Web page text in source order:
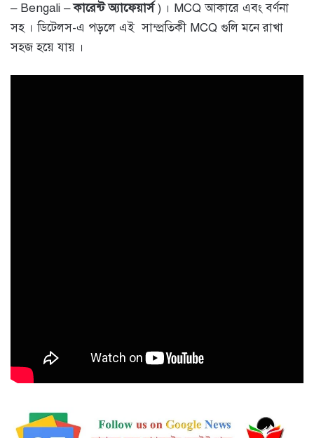
– Bengali –কারেন্ট অ্যাফেয়ার্স) । MCQ আকারে এবং বর্ণনা
সহ । ডিটেলস-এ পড়লে এই সাম্প্রতিকী MCQ গুলি মনে রাখা
সহজ হয়ে যায় ।